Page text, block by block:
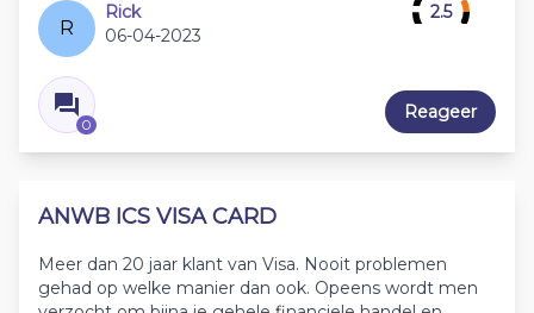
R
Rick
06-04-2023
0
2.5
Reageer
ANWB ICS VISA CARD
Meer dan 20 jaar klant van Visa. Nooit problemen
gehad op welke manier dan ook. Opeens wordt men